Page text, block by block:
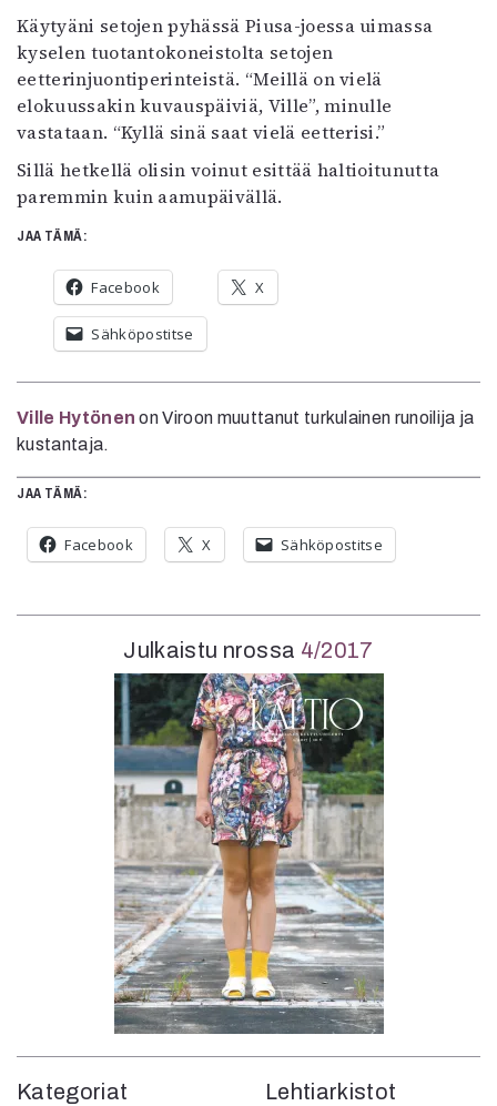
Käytyäni setojen pyhässä Piusa-joessa uimassa
kyselen tuotantokoneistolta setojen
eetterinjuontiperinteistä. “Meillä on vielä
elokuussakin kuvauspäiviä, Ville”, minulle
vastataan. “Kyllä sinä saat vielä eetterisi.”
Sillä hetkellä olisin voinut esittää haltioitunutta
paremmin kuin aamupäivällä.
JAA TÄMÄ:
Facebook X
Sähköpostitse
Ville Hytönen on Viroon muuttanut turkulainen runoilija ja
kustantaja.
Julkaistu nrossa 4/2017
Kategoriat Lehtiarkistot
JAA TÄMÄ:
Facebook X Sähköpostitse